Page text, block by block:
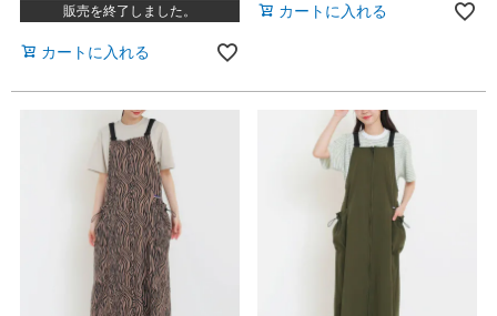
販売を終了しました。
カートに入れる
カートに入れる